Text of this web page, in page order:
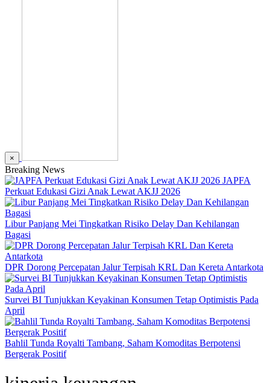
×
Breaking News
JAPFA
Perkuat Edukasi Gizi Anak Lewat AKJJ 2026
Libur Panjang Mei Tingkatkan Risiko Delay Dan Kehilangan
Bagasi
DPR Dorong Percepatan Jalur Terpisah KRL Dan Kereta Antarkota
Survei BI Tunjukkan Keyakinan Konsumen Tetap Optimistis Pada
April
Bahlil Tunda Royalti Tambang, Saham Komoditas Berpotensi
Bergerak Positif